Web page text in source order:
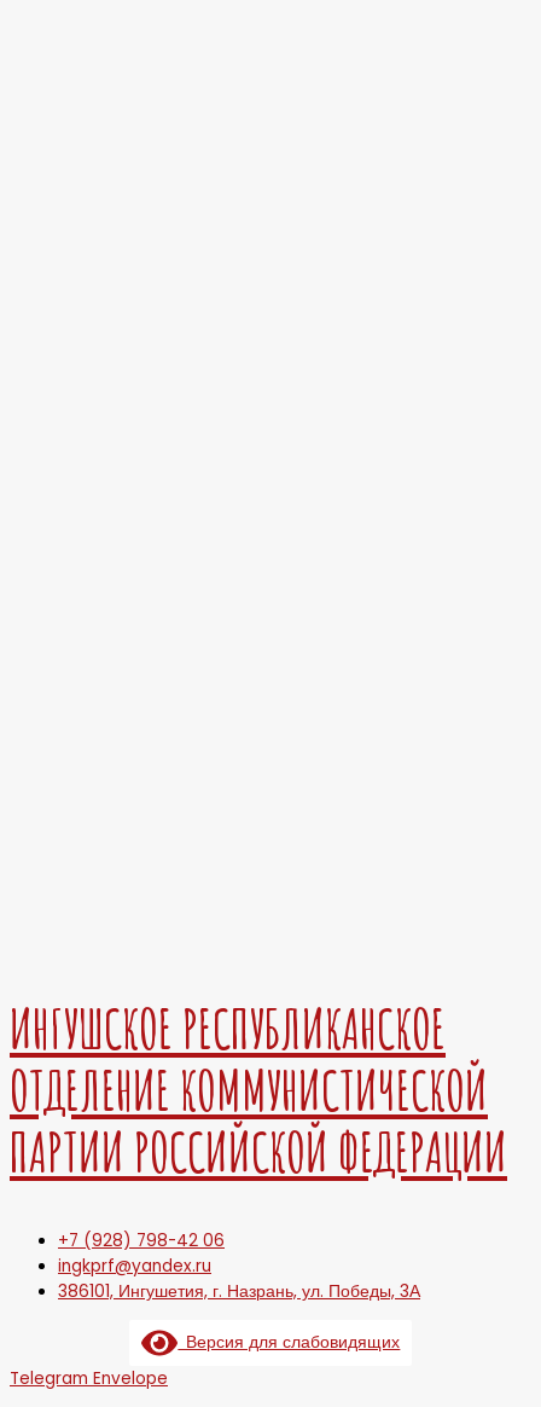
ИНГУШСКОЕ РЕСПУБЛИКАНСКОЕ
ОТДЕЛЕНИЕ КОММУНИСТИЧЕСКОЙ
ПАРТИИ РОССИЙСКОЙ ФЕДЕРАЦИИ
+7 (928) 798-42 06
ingkprf@yandex.ru
386101, Ингушетия, г. Назрань, ул. Победы, 3А
Версия для слабовидящих
Telegram Envelope